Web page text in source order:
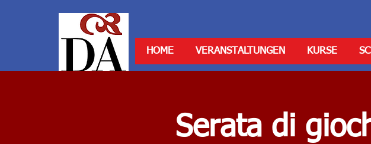
HOME VERANSTALTUNGEN KURSE
Serata di